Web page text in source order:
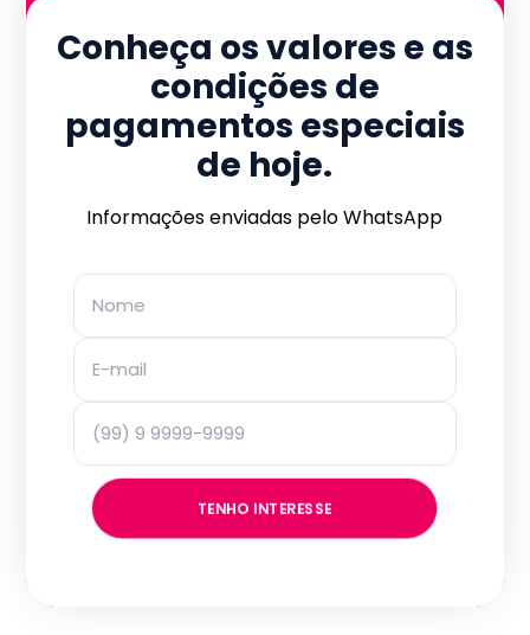
Conheça os valores e as
condições de
pagamentos especiais
de hoje.
Informações enviadas pelo WhatsApp
TENHO INTERESSE